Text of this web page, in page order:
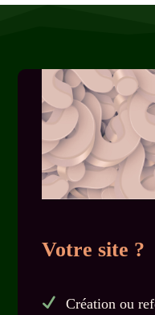
Votre site ?
Création ou